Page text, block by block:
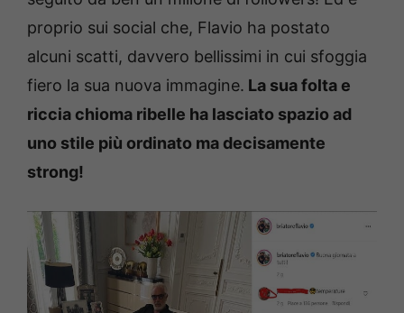
proprio sui social che, Flavio ha postato
alcuni scatti, davvero bellissimi in cui sfoggia
fiero la sua nuova immagine. La sua folta e
riccia chioma ribelle ha lasciato spazio ad
uno stile più ordinato ma decisamente
strong!